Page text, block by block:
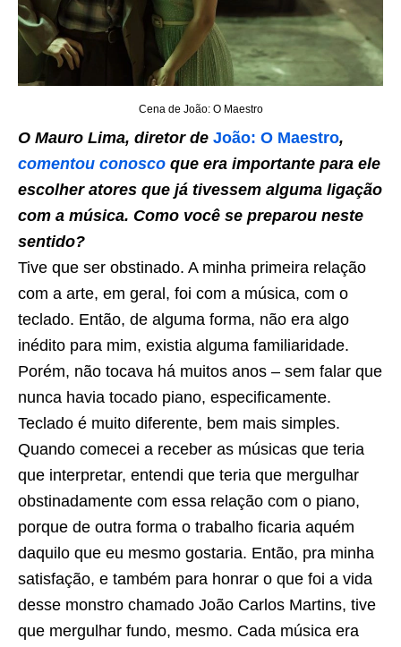
Cena de João: O Maestro
O Mauro Lima, diretor de João: O Maestro,
comentou conosco que era importante para ele
escolher atores que já tivessem alguma ligação
com a música. Como você se preparou neste
sentido?
Tive que ser obstinado. A minha primeira relação
com a arte, em geral, foi com a música, com o
teclado. Então, de alguma forma, não era algo
inédito para mim, existia alguma familiaridade.
Porém, não tocava há muitos anos – sem falar que
nunca havia tocado piano, especificamente.
Teclado é muito diferente, bem mais simples.
Quando comecei a receber as músicas que teria
que interpretar, entendi que teria que mergulhar
obstinadamente com essa relação com o piano,
porque de outra forma o trabalho ficaria aquém
daquilo que eu mesmo gostaria. Então, pra minha
satisfação, e também para honrar o que foi a vida
desse monstro chamado João Carlos Martins, tive
que mergulhar fundo, mesmo. Cada música era